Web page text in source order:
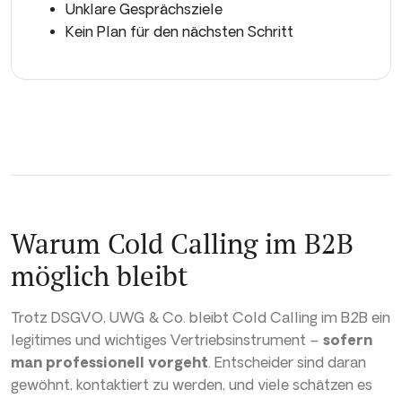
Unklare Gesprächsziele
Kein Plan für den nächsten Schritt
Warum Cold Calling im B2B
möglich bleibt
Trotz DSGVO, UWG & Co. bleibt Cold Calling im B2B ein
legitimes und wichtiges Vertriebsinstrument – sofern
man professionell vorgeht. Entscheider sind daran
gewöhnt, kontaktiert zu werden, und viele schätzen es